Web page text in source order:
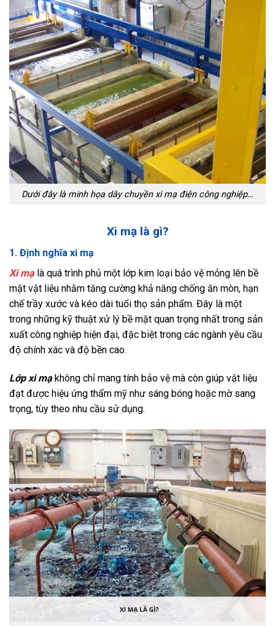
Dưới đây là minh họa dây chuyền xi mạ điện công nghiệp…
Xi mạ là gì?
1. Định nghĩa xi mạ
Xi mạlà quá trình phủ một lớp kim loại bảo vệ mỏng lên bề
mặt vật liệu nhằm tăng cường khả năng chống ăn mòn, hạn
chế trầy xước và kéo dài tuổi thọ sản phẩm. Đây là một
trong những kỹ thuật xử lý bề mặt quan trọng nhất trong sản
xuất công nghiệp hiện đại, đặc biệt trong các ngành yêu cầu
độ chính xác và độ bền cao.
Lớp xi mạkhông chỉ mang tính bảo vệ mà còn giúp vật liệu
đạt được hiệu ứng thẩm mỹ như sáng bóng hoặc mờ sang
trọng, tùy theo nhu cầu sử dụng.